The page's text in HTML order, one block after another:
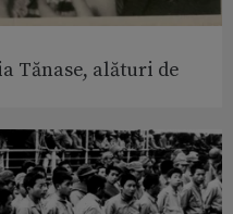
Tănase, alături de